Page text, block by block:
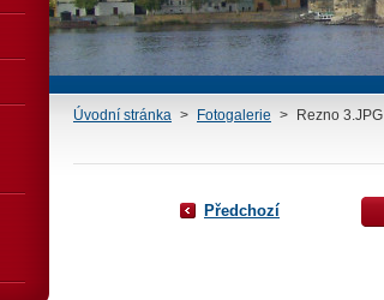
Úvodní stránka > Fotogalerie > Rezno 3.JPG
Předchozí